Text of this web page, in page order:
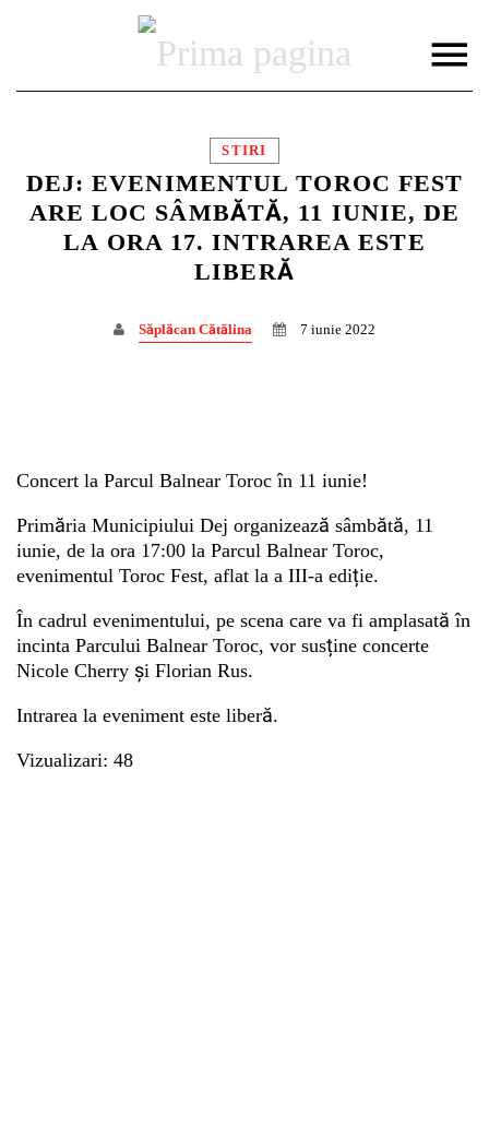
CAUTA IN SITE:
DISTRIBUIE PAGINA PE:
Twitter
Pinterest
Whatsapp
STIRI
DEJ: EVENIMENTUL TOROC FEST
ARE LOC SÂMBĂTĂ, 11 IUNIE, DE
LA ORA 17. INTRAREA ESTE
LIBERĂ
Săplăcan Cătălina 7 iunie 2022
Concert la Parcul Balnear Toroc în 11 iunie!
Primăria Municipiului Dej organizează sâmbătă, 11
iunie, de la ora 17:00 la Parcul Balnear Toroc,
evenimentul Toroc Fest, aflat la a III-a ediție‍.
În cadrul evenimentului, pe scena care va fi amplasată în
incinta Parcului Balnear Toroc, vor susține concerte
Nicole Cherry și Florian Rus.
Intrarea la eveniment este liberă.
Vizualizari: 48